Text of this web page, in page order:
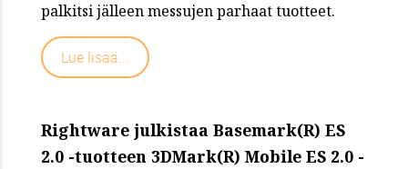
palkitsi jälleen messujen parhaat tuotteet.
Lue lisää...
Rightware julkistaa Basemark(R) ES
2.0 -tuotteen 3DMark(R) Mobile ES 2.0 -